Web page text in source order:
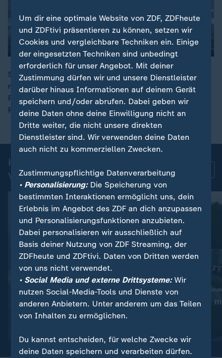
00:08
Schnee und Eis haben von Nordrhein-Westfalen bis
nach Ostbayern für Verkehrschaos gesorgt. Auch der
Flugverkehr wurde behindert. Am Frankfurter
Flughafen wurden Verbindungen gestrichen.
Kurznachrichten: Aktuelle
Videos
Jährliches Militärmanöver:
Taiwan probt Angriff durch
China
Ferienende in drei
ADAC rechnet
Um dir eine optimale Website von ZDF, ZDFheute
und ZDFtivi präsentieren zu können, setzen wir
Cookies und vergleichbare Techniken ein. Einige
der eingesetzten Techniken sind unbedingt
erforderlich für unser Angebot. Mit deiner
Zustimmung dürfen wir und unsere Dienstleister
darüber hinaus Informationen auf deinem Gerät
speichern und/oder abrufen. Dabei geben wir
deine Daten ohne deine Einwilligung nicht an
Dritte weiter, die nicht unsere direkten
Dienstleister sind. Wir verwenden deine Daten
auch nicht zu kommerziellen Zwecken.
Zustimmungspflichtige Datenverarbeitung
• Personalisierung:Die Speicherung von
bestimmten Interaktionen ermöglicht uns, dein
Erlebnis im Angebot des ZDF an dich anzupassen
und Personalisierungsfunktionen anzubieten.
Dabei personalisieren wir ausschließlich auf
Basis deiner Nutzung von ZDF Streaming, der
ZDFheute und ZDFtivi. Daten von Dritten werden
von uns nicht verwendet.
• Social Media und externe Drittsysteme:Wir
nutzen Social-Media-Tools und Dienste von
anderen Anbietern. Unter anderem um das Teilen
von Inhalten zu ermöglichen.
Du kannst entscheiden, für welche Zwecke wir
deine Daten speichern und verarbeiten dürfen.